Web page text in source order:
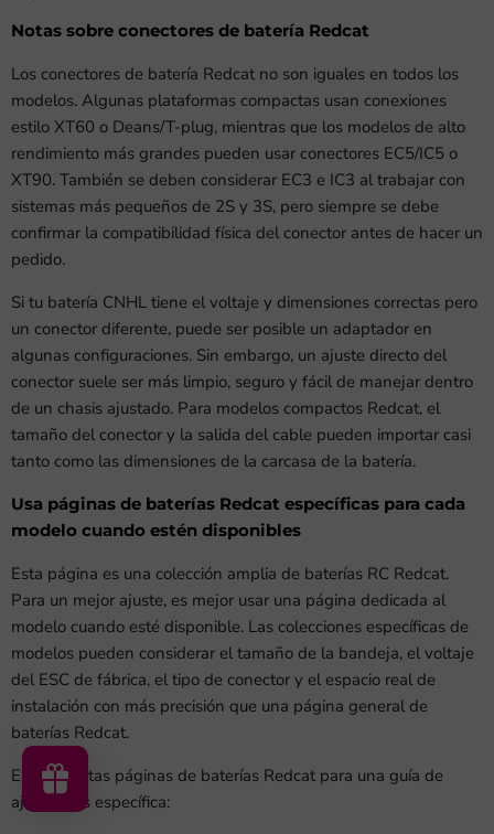
Notas sobre conectores de batería Redcat
Los conectores de batería Redcat no son iguales en todos los
modelos. Algunas plataformas compactas usan conexiones
estilo XT60 o Deans/T-plug, mientras que los modelos de alto
rendimiento más grandes pueden usar conectores EC5/IC5 o
XT90. También se deben considerar EC3 e IC3 al trabajar con
sistemas más pequeños de 2S y 3S, pero siempre se debe
confirmar la compatibilidad física del conector antes de hacer un
pedido.
Si tu batería CNHL tiene el voltaje y dimensiones correctas pero
un conector diferente, puede ser posible un adaptador en
algunas configuraciones. Sin embargo, un ajuste directo del
conector suele ser más limpio, seguro y fácil de manejar dentro
de un chasis ajustado. Para modelos compactos Redcat, el
tamaño del conector y la salida del cable pueden importar casi
tanto como las dimensiones de la carcasa de la batería.
Usa páginas de baterías Redcat específicas para cada
modelo cuando estén disponibles
Esta página es una colección amplia de baterías RC Redcat.
Para un mejor ajuste, es mejor usar una página dedicada al
modelo cuando esté disponible. Las colecciones específicas de
modelos pueden considerar el tamaño de la bandeja, el voltaje
del ESC de fábrica, el tipo de conector y el espacio real de
instalación con más precisión que una página general de
baterías Redcat.
Explora estas páginas de baterías Redcat para una guía de
ajuste más específica: